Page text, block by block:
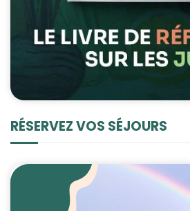
RÉSERVEZ VOS SÉJOURS